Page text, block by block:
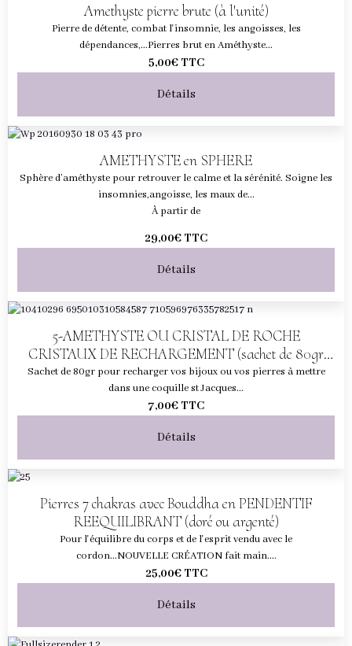
Amethyste pierre brute (à l'unité)
Pierre de détente, combat l'insomnie, les angoisses, les
dépendances,...Pierres brut en Améthyste...
5,00€ TTC
Détails
AMETHYSTE en SPHERE
Sphère d’améthyste pour retrouver le calme et la sérénité. Soigne les
insomnies,angoisse, les maux de...
À partir de
29,00€ TTC
Détails
5-AMETHYSTE OU CRISTAL DE ROCHE
CRISTAUX DE RECHARGEMENT (sachet de 80gr
pour 1 coquille)
Sachet de 80gr pour recharger vos bijoux ou vos pierres à mettre
dans une coquille st Jacques...
7,00€ TTC
Détails
Pierres 7 chakras avec Bouddha en PENDENTIF
REEQUILIBRANT (doré ou argenté)
Pour l'équilibre du corps et de l'esprit vendu avec le
cordon...NOUVELLE CRÉATION fait main....
25,00€ TTC
Détails